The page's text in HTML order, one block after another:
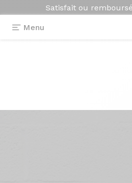
Satisfait ou remboursé
Menu
>